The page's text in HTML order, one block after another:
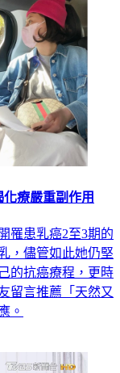
療嚴重副作用
罹患乳癌2至3期的
，儘管如此她仍堅
的抗癌療程，更時
留言推薦「天然又
。